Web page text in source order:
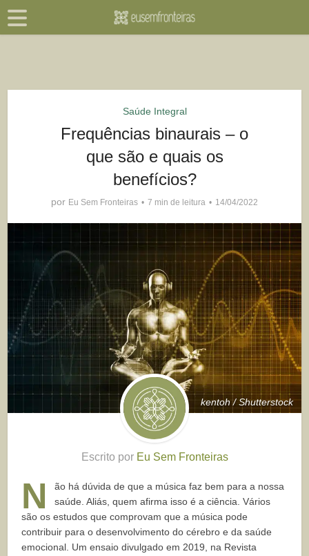
Saúde Integral
Frequências binaurais – o
que são e quais os
benefícios?
por Eu Sem Fronteiras 7 min de leitura 14/04/2022
kentoh / Shutterstock
Escrito por Eu Sem Fronteiras
N
ão há dúvida de que a música faz bem para a nossa
saúde. Aliás, quem afirma isso é a ciência. Vários
são os estudos que comprovam que a música pode
contribuir para o desenvolvimento do cérebro e da saúde
emocional. Um ensaio divulgado em 2019, na Revista